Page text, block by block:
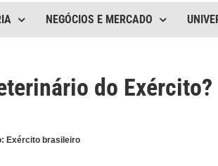
NEGÓCIOS E MERCADO
do Exército?
Exército brasileiro